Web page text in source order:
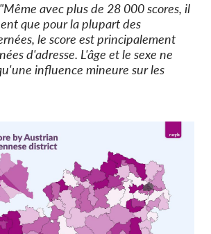
"Même avec plus de 28 000 scores, il
que pour la plupart des
le score est principalement
d'adresse. L'âge et le sexe ne
influence mineure sur les